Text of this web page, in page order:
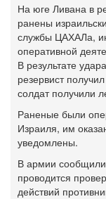
На юге Ливана в
ранены
службы ЦАХАЛа,
оперативной
В результате
резервист
солдат получили
Раненые были
Израиля, им
уведомлены.
В армии
проводится
действий